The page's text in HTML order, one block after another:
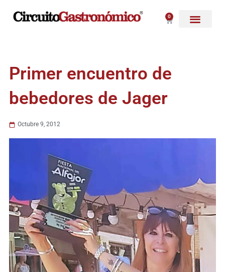
0
Carrito
Primer encuentro de
bebedores de Jager
Octubre 9, 2012